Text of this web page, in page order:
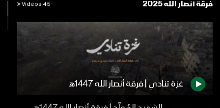
فرقة أنصار الله 2025 45 Videos
غزة تنادي | فرقة أنصار الله 1447هـ